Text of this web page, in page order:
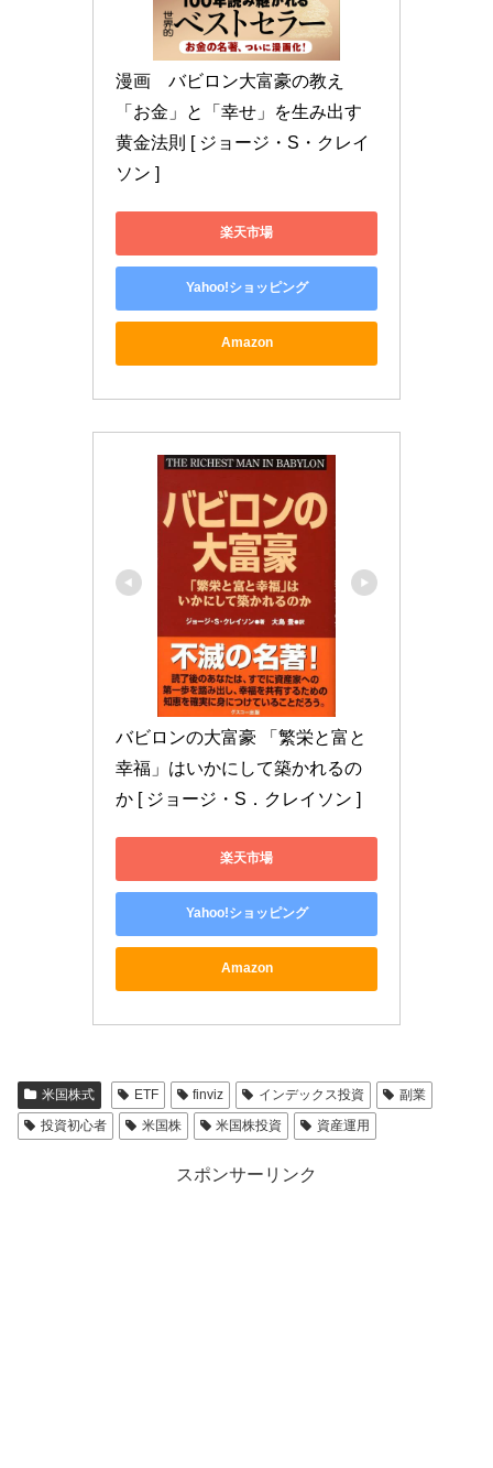
漫画　バビロン大富豪の教え
「お金」と「幸せ」を生み出す
黄金法則 [ ジョージ・S・クレイ
ソン ]
楽天市場
Yahoo!ショッピング
Amazon
バビロンの大富豪 「繁栄と富と
幸福」はいかにして築かれるの
か [ ジョージ・S．クレイソン ]
楽天市場
Yahoo!ショッピング
Amazon
米国株式 ETF finviz インデックス投資
副業
投資初心者
米国株 米国株投資 資産運用
スポンサーリンク